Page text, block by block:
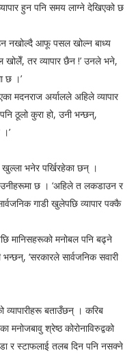
हुन पनि समय लाग्ने देखिएको छ
नखोल्दै आफू पसल खोल्न बाध्य
तर व्यापार छैन !’ उनले भने,
छ ।’
मदनराज अर्यालले अहिले व्यापार
ठूलो कुरा हो, उनी भन्छन्,
खुल्ला भनेर पर्खिरहेका छन् ।
छ । ‘अहिले त लकडाउन र
गाडी खुलेपछि व्यापार पक्कै
मानिसहरूको मनोबल पनि बढ्ने
‘सरकारले सार्वजनिक सवारी
व्यापारीहरू बताउँछन् । करिब
मनोजबावु श्रेष्ठ कोरोनाविरुद्वको
र स्टाफलाई तलब दिन पनि नसक्ने